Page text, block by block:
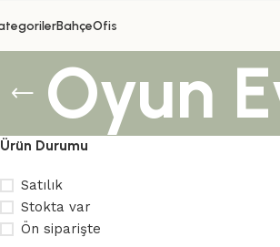
BahçeOfis
Oyun
Ürün Durumu
Satılık
Stokta var
Ön siparişte